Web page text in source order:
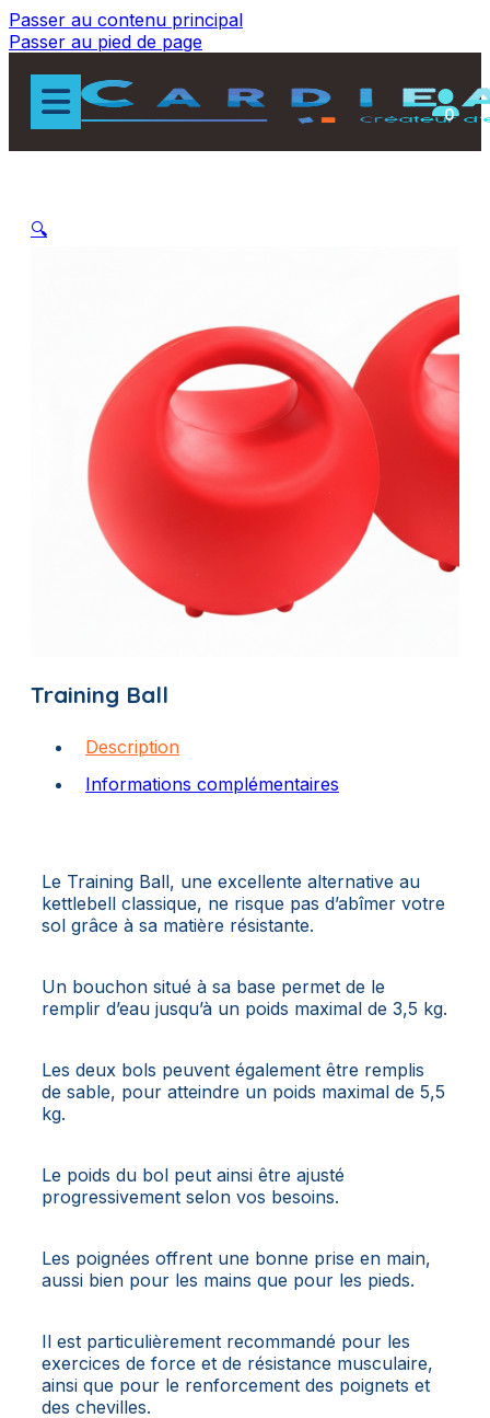
Passer au contenu principal
Passer au pied de page
0
🔍
Training Ball
Description
Informations complémentaires
Le Training Ball, une excellente alternative au
kettlebell classique, ne risque pas d’abîmer votre
sol grâce à sa matière résistante.
Un bouchon situé à sa base permet de le
remplir d’eau jusqu’à un poids maximal de 3,5 kg.
Les deux bols peuvent également être remplis
de sable, pour atteindre un poids maximal de 5,5
kg.
Le poids du bol peut ainsi être ajusté
progressivement selon vos besoins.
Les poignées offrent une bonne prise en main,
aussi bien pour les mains que pour les pieds.
Il est particulièrement recommandé pour les
exercices de force et de résistance musculaire,
ainsi que pour le renforcement des poignets et
des chevilles.